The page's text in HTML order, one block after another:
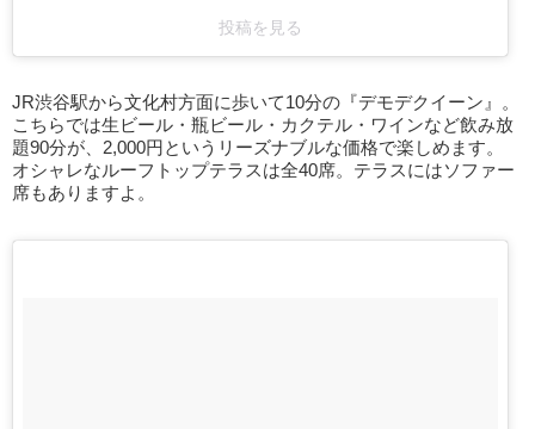
投稿を見る
JR渋谷駅から文化村方面に歩いて10分の『デモデクイーン』。
こちらでは生ビール・瓶ビール・カクテル・ワインなど飲み放
題90分が、2,000円というリーズナブルな価格で楽しめます。
オシャレなルーフトップテラスは全40席。テラスにはソファー
席もありますよ。